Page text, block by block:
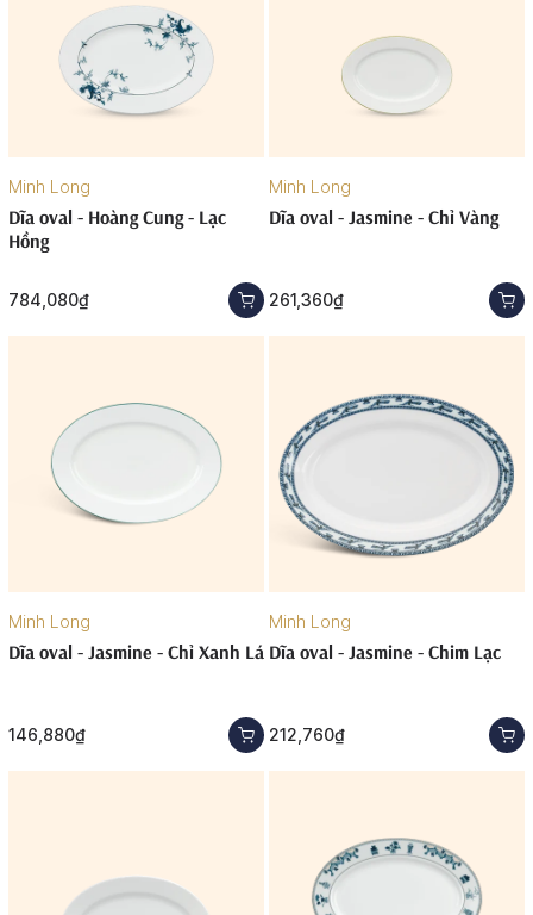
Minh Long
Dĩa oval - Hoàng Cung - Lạc
Hồng
784,080₫
Minh Long
Dĩa oval - Jasmine - Chỉ Vàng
261,360₫
Minh Long
Dĩa oval - Jasmine - Chỉ Xanh Lá
146,880₫
Minh Long
Dĩa oval - Jasmine - Chim Lạc
212,760₫